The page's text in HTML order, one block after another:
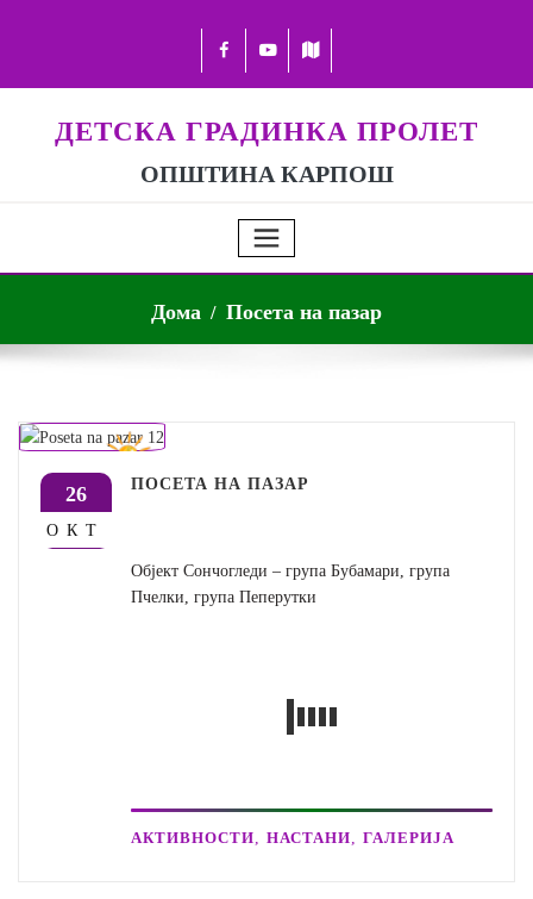
ДЕТСКА ГРАДИНКА ПРОЛЕТ
ОПШТИНА КАРПОШ
Дома Посета на пазар
26
ОКТ
ПОСЕТА НА ПАЗАР
Објект Сончогледи – група Бубамари, група
Пчелки, група Пеперутки
АКТИВНОСТИ ,НАСТАНИ ,ГАЛЕРИЈА